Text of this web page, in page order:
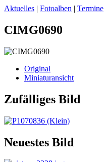
Aktuelles | Fotoalben | Termine
CIMG0690
Original
Miniaturansicht
Zufälliges Bild
Neuestes Bild